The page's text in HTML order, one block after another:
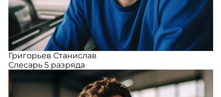
Григорьев Станислав
Слесарь 5 разряда